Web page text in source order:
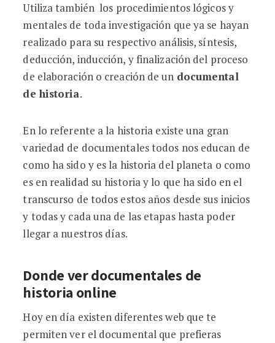
Utiliza también los procedimientos lógicos y
mentales de toda investigación que ya se hayan
realizado para su respectivo análisis, síntesis,
deducción, inducción, y finalización del proceso
de elaboración o creación de un documental
de historia.
En lo referente a la historia existe una gran
variedad de documentales todos nos educan de
como ha sido y es la historia del planeta o como
es en realidad su historia y lo que ha sido en el
transcurso de todos estos años desde sus inicios
y todas y cada una de las etapas hasta poder
llegar a nuestros días.
Donde ver documentales de
historia online
Hoy en día existen diferentes web que te
permiten ver el documental que prefieras